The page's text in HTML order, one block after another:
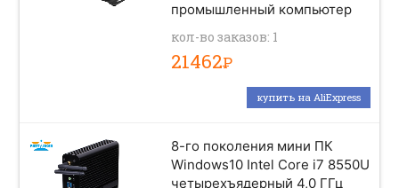
промышленный компьютер
кол-во заказов: 1
21462Р
купить на AliExpress
8-го поколения мини ПК
Windows10 Intel Core i7 8550U
четырехъядерный 4,0 ГГц